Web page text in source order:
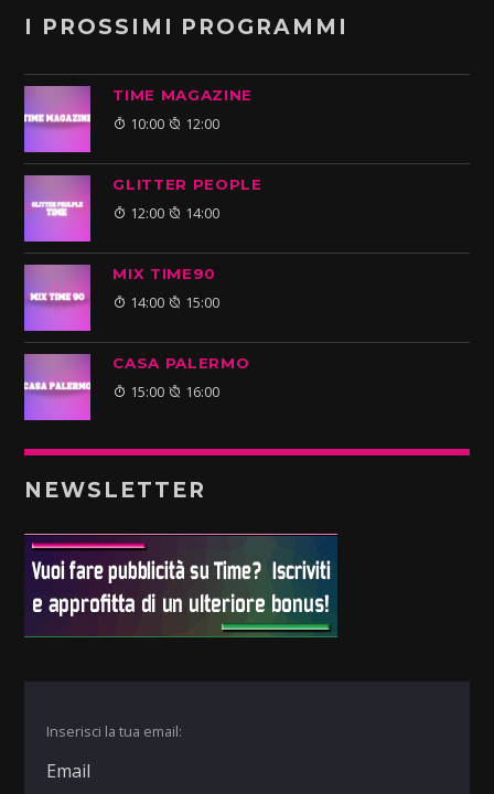
I PROSSIMI PROGRAMMI
TIME MAGAZINE
10:00 12:00
GLITTER PEOPLE
12:00 14:00
MIX TIME90
14:00 15:00
CASA PALERMO
15:00 16:00
NEWSLETTER
Inserisci la tua email: